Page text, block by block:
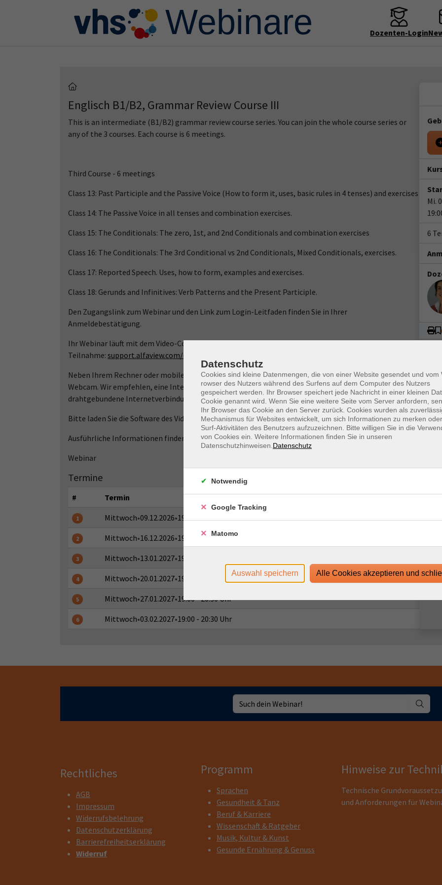
Dozenten-Login
Englisch B1/B2, Grammar Review Course III
This is an intermediate (B1/B2) grammar review course series. You can join the whole course series or
any of the 3 courses. Each course is 6 meetings.
Third Course - 6 meetings
Class 13: Past Participle and the Passive Voice (How to form it, uses, basic rules in 4 tenses) and exercises
Class 14: The Passive Voice in all tenses and combination exercises.
Class 15: The Conditionals: The zero, 1st, and 2nd Conditionals and combination exercises
Class 16: The Conditionals: The 3rd Conditional vs 2nd Conditionals, Mixed Conditionals, exercises.
Class 17: Reported Speech. Uses, how to form, examples and exercises.
Class 18: Gerunds and Infinitives: Verb Patterns and the Present Participle.
Den Zugangslink zum Webinar und den Link zum Login-Leitfaden finden Sie in Ihrer
Anmeldebestätigung.
Ihr Webinar läuft mit dem Video-Conferencing-System alfaview®. Technische Voraussetzungen für die
Teilnahme: support.alfaview.com/de/first-steps/getting-started/system-and-network-requirements/
Neben Ihrem Rechner oder mobilem Endgerät benötigen Sie ein Headset mit Mikrofon sowie eine
Webcam. Wir empfehlen, eine Internetverbindung von mindestens 16 MBit/s, sowie eine
drahtgebundene Internetverbindung (LAN) zu nutzen.
Bitte laden Sie die Software des Video-Conferencing-System alfaview® auf Ihren Rechner.
Ausführliche Informationen finden Sie auf www.webinare-vhs.de unten unter „Hinweise zur Technik“.
Webinar
Termine
# Termin Ort / Raum
1 Mittwoch•09.12.2026•19:00 - 20:30 Uhr
2 Mittwoch•16.12.2026•19:00 - 20:30 Uhr
3 Mittwoch•13.01.2027•19:00 - 20:30 Uhr
4 Mittwoch•20.01.2027•19:00 - 20:30 Uhr
5 Mittwoch•27.01.2027•19:00 - 20:30 Uhr
6 Mittwoch•03.02.2027•19:00 - 20:30 Uhr
Mi.
6
Rechtliches
AGB
Impressum
Widerrufsbelehrung
Datenschutzerklärung
Barrierefreiheitserklärung
Widerruf
Programm
Sprachen
Gesundheit & Tanz
Beruf & Karriere
Wissenschaft & Ratgeber
Musik, Kultur & Kunst
Gesunde Ernährung & Genuss
Hinweise zur
Technische
und Anforderungen für
Datenschutz
Cookies sind kleine Datenmengen, die von einer Website gesendet und vom
rowser des Nutzers während des Surfens auf dem Computer des Nutzers
gespeichert werden. Ihr Browser speichert jede Nachricht in einer kleinen
Cookie genannt wird. Wenn Sie eine weitere Seite vom Server anfordern,
Ihr Browser das Cookie an den Server zurück. Cookies wurden als
Mechanismus für Websites entwickelt, um sich Informationen zu merken
Surf-Aktivitäten des Benutzers aufzuzeichnen. Bitte willigen Sie in die
von Cookies ein. Weitere Informationen finden Sie in unseren
Datenschutzhinweisen. Datenschutz
Notwendig
Google Tracking
Matomo
Auswahl speichern Alle Cookies akzeptieren und